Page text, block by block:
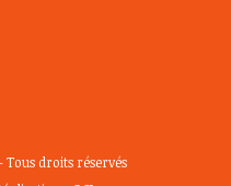
Tous droits réservés